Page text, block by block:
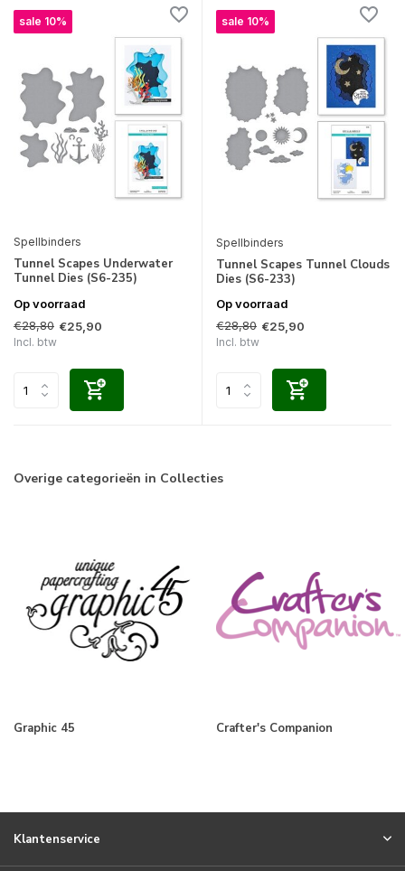
sale 10%
Spellbinders
Tunnel Scapes Underwater
Tunnel Dies (S6-235)
Op voorraad
€28,80 €25,90
Incl. btw
sale 10%
Spellbinders
Tunnel Scapes Tunnel Clouds
Dies (S6-233)
Op voorraad
€28,80 €25,90
Incl. btw
Overige categorieën in Collecties
Graphic 45 Crafter's Companion
Klantenservice